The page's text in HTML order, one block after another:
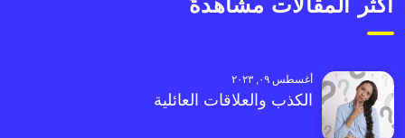
أكثر المقالات مشاهدةً
أغسطس ٠٩, ٢٠٢٣
الكذب والعلاقات العائلية